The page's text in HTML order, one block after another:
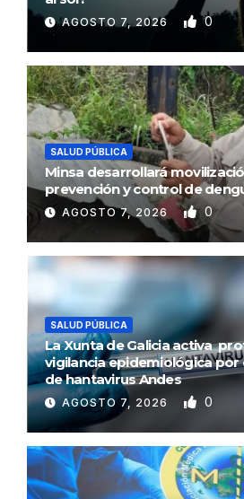
AGOSTO 7, 2026 0
SALUD PÚBLICA
Minsa desarrollará
prevención y control de
AGOSTO 7, 2026 0
SALUD PÚBLICA
La Xunta de Galicia activa
vigilancia epidemiológica
de hantavirus Andes
AGOSTO 7, 2026 0